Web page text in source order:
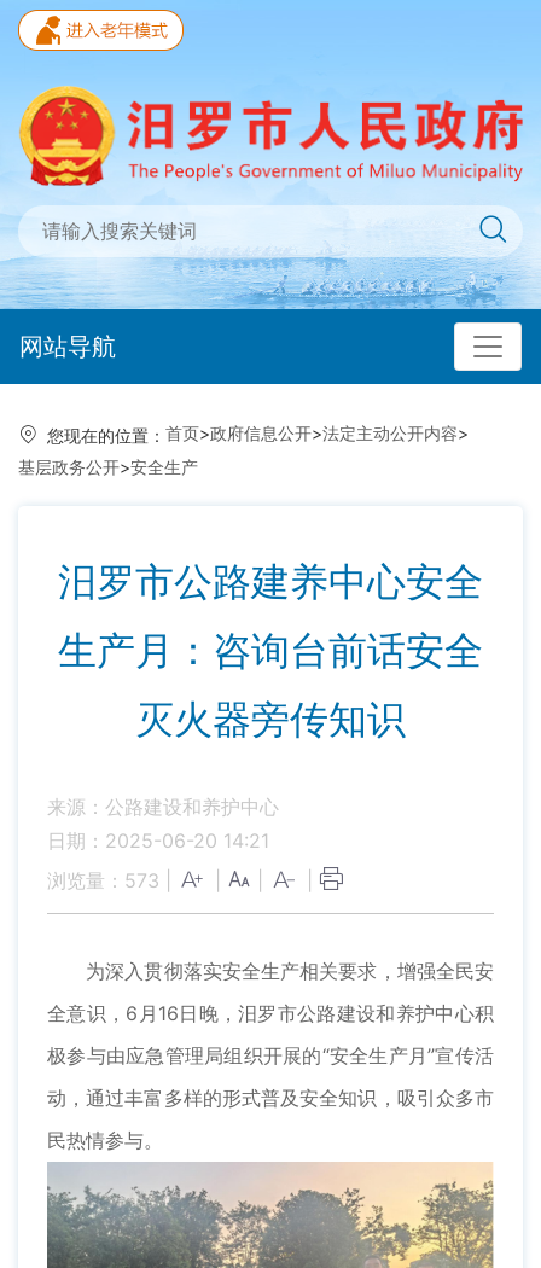
网站导航
您现在的位置： 首页>政府信息公开>法定主动公开内容>
基层政务公开>安全生产
汨罗市公路建养中心安全
生产月：咨询台前话安全
灭火器旁传知识
来源：公路建设和养护中心
日期：2025-06-20 14:21
浏览量： 573
为深入贯彻落实安全生产相关要求，增强全民安
全意识，6月16日晚，汨罗市公路建设和养护中心积
极参与由应急管理局组织开展的“安全生产月”宣传活
动，通过丰富多样的形式普及安全知识，吸引众多市
民热情参与。